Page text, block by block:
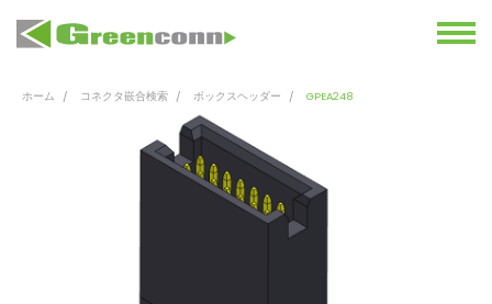
ホーム コネクタ嵌合検索 ボックスヘッダー GPEA248